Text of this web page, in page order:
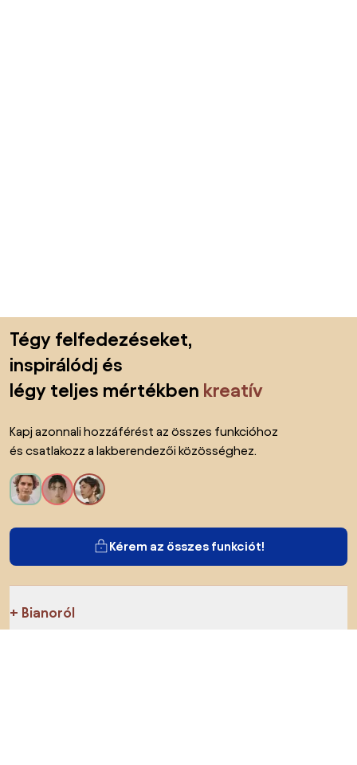
Tégy felfedezéseket,
inspirálódj és
légy teljes mértékben kreatív
Kapj azonnali hozzáférést az összes funkcióhoz
és csatlakozz a lakberendezői közösséghez.
Kérem az összes funkciót!
Bianoról